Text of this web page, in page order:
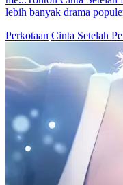
Dokter, Ayo Kita
Setelah Steffi diselingkuhi
dengan Alfred. Lambat
Tapi di saat ini lah Steffi
tumbuh antara keluarga
kemudian, Alfred kembali